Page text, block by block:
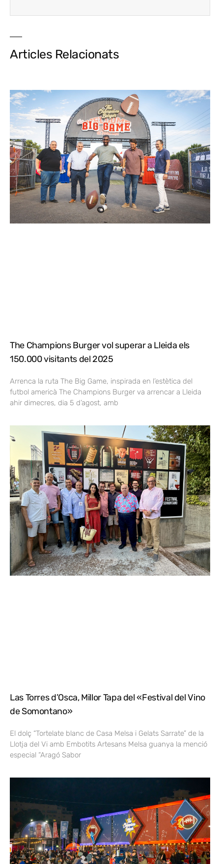
Articles Relacionats
The Champions Burger vol superar a Lleida els
150.000 visitants del 2025
Arrenca la ruta The Big Game, inspirada en l’estètica del
futbol americà The Champions Burger va arrencar a Lleida
ahir dimecres, dia 5 d’agost, amb
Las Torres d’Osca, Millor Tapa del «Festival del Vino
de Somontano»
El dolç “Tortelate blanc de Casa Melsa i Gelats Sarrate” de la
Llotja del Vi amb Embotits Artesans Melsa guanya la menció
especial “Aragó Sabor